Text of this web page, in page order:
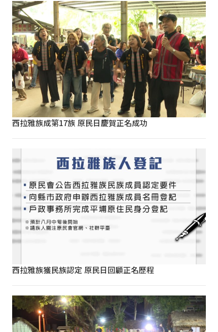
西拉雅族成第17族 原民日慶賀正名成功
西拉雅族獲民族認定 原民日回顧正名歷程